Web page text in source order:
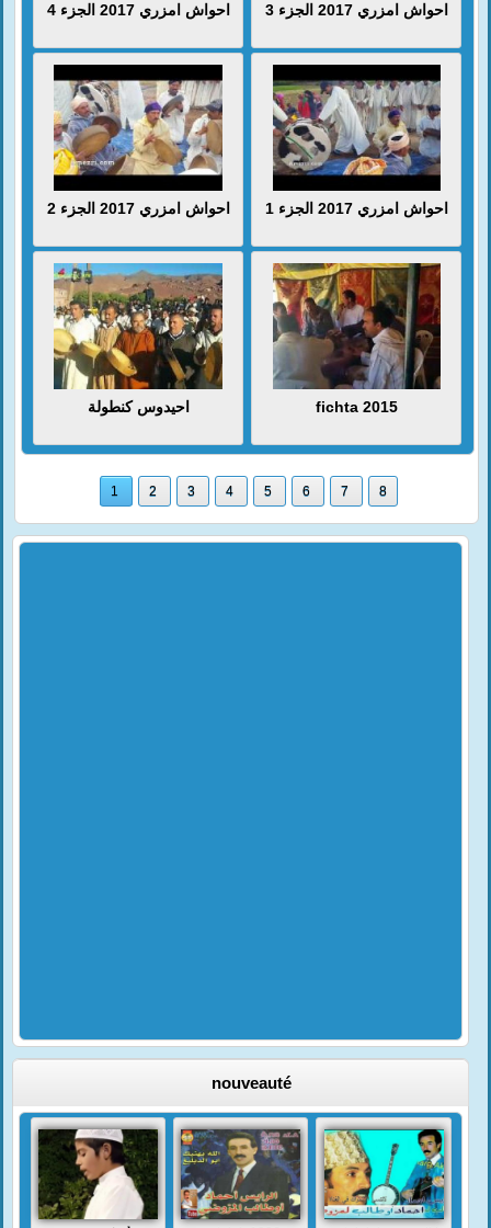
احواش امزري 2017 الجزء 4 احواش امزري 2017 الجزء 3
احواش امزري 2017 الجزء 2 احواش امزري 2017 الجزء 1
احيدوس كنطولة fichta 2015
1 2 3 4 5 6 7 8
nouveauté